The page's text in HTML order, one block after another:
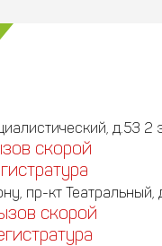
д.53 2
скорой
пр-кт Театральный,
скорой